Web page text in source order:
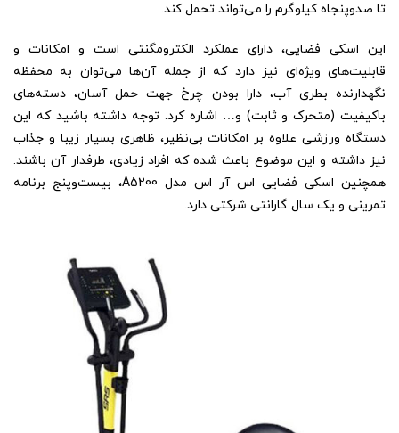
تا صدوپنجاه کیلوگرم را می‌تواند تحمل کند.
این اسکی فضایی، دارای عملکرد الکترومگنتی است و امکانات و
قابلیت‌های ویژه‌ای نیز دارد که از جمله آن‌ها می‌توان به محفظه
نگهدارنده بطری آب، دارا بودن چرخ جهت حمل آسان، دسته‎‌های
باکیفیت (متحرک و ثابت) و… اشاره کرد. توجه داشته باشید که این
دستگاه ورزشی علاوه بر امکانات بی‌نظیر، ظاهری بسیار زیبا و جذاب
نیز داشته و این موضوع باعث شده که افراد زیادی، طرفدار آن باشند.
همچنین اسکی فضایی اس آر اس مدل A5200، بیست‌وپنج برنامه
تمرینی و یک سال گارانتی شرکتی دارد.